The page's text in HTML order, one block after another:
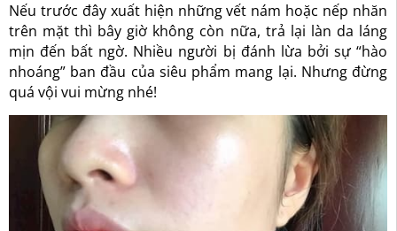
Nếu trước đây xuất hiện những vết nám hoặc nếp nhăn
trên mặt thì bây giờ không còn nữa, trả lại làn da láng
mịn đến bất ngờ. Nhiều người bị đánh lừa bởi sự “hào
nhoáng” ban đầu của siêu phẩm mang lại. Nhưng đừng
quá vội vui mừng nhé!